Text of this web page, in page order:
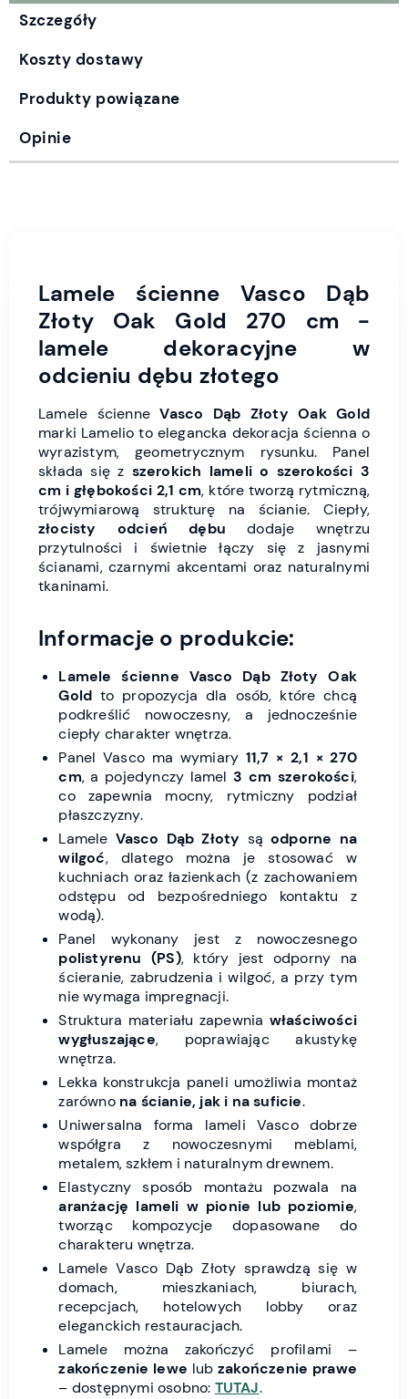
Szczegóły
Koszty dostawy
Produkty powiązane
Opinie
Lamele ścienne Vasco Dąb
Złoty Oak Gold 270 cm -
lamele dekoracyjne w
odcieniu dębu złotego
Lamele ścienneVasco Dąb Złoty Oak Gold
marki Lamelio to elegancka dekoracja ścienna o
wyrazistym, geometrycznym rysunku. Panel
składa się z szerokich lameli o szerokości 3
cm i głębokości 2,1 cm, które tworzą rytmiczną,
trójwymiarową strukturę na ścianie. Ciepły,
złocisty odcień dębu dodaje wnętrzu
przytulności i świetnie łączy się z jasnymi
ścianami, czarnymi akcentami oraz naturalnymi
tkaninami.
Informacje o produkcie:
Lamele ścienne Vasco Dąb Złoty Oak
Gold to propozycja dla osób, które chcą
podkreślić nowoczesny, a jednocześnie
ciepły charakter wnętrza.
Panel Vasco ma wymiary 11,7 × 2,1 × 270
cm, a pojedynczy lamel3 cm szerokości,
co zapewnia mocny, rytmiczny podział
płaszczyzny.
Lamele Vasco Dąb Złoty sąodporne na
wilgoć, dlatego można je stosować w
kuchniach oraz łazienkach (z zachowaniem
odstępu od bezpośredniego kontaktu z
wodą).
Panel wykonany jest z nowoczesnego
polistyrenu (PS), który jest odporny na
ścieranie, zabrudzenia i wilgoć, a przy tym
nie wymaga impregnacji.
Struktura materiału zapewnia właściwości
wygłuszające, poprawiając akustykę
wnętrza.
Lekka konstrukcja paneli umożliwia montaż
zarówno na ścianie, jak i na suficie.
Uniwersalna forma lameli Vasco dobrze
współgra z nowoczesnymi meblami,
metalem, szkłem i naturalnym drewnem.
Elastyczny sposób montażu pozwala na
aranżację lameli w pionie lub poziomie,
tworząc kompozycje dopasowane do
charakteru wnętrza.
Lamele Vasco Dąb Złoty sprawdzą się w
domach, mieszkaniach, biurach,
recepcjach, hotelowych lobby oraz
eleganckich restauracjach.
Lamele można zakończyć profilami –
zakończenie lewe lubzakończenie prawe
– dostępnymi osobno: TUTAJ.